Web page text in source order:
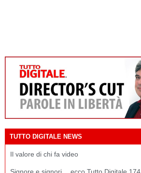
TUTTO DIGITALE NEWS
Il valore di chi fa video
Signore e signori… ecco Tutto Digitale 174